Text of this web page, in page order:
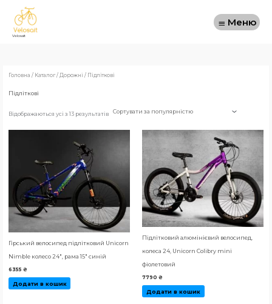
вмістуVelosait
Меню
Меню
Головна / Каталог/ Дорожні / Підліткові
Підліткові
Відображаються усі з 13 результатів
Гірський велосипед підлітковий Unicorn
Nimble колесо 24″, рама 15″ синій
6355 ₴
Додати в кошик
Підлітковий алюмінієвий велосипед,
колеса 24, Unicorn Colibry mini
фіолетовий
7790 ₴
Додати в кошик